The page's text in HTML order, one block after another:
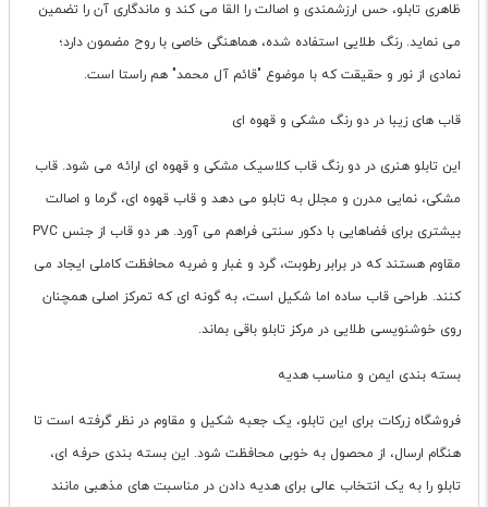
ظاهری تابلو، حس ارزشمندی و اصالت را القا می کند و ماندگاری آن را تضمین
می نماید. رنگ طلایی استفاده شده، هماهنگی خاصی با روح مضمون دارد؛
نمادی از نور و حقیقت که با موضوع "قائم آل محمد" هم راستا است.
قاب های زیبا در دو رنگ مشکی و قهوه ای
این تابلو هنری در دو رنگ قاب کلاسیک مشکی و قهوه ای ارائه می شود. قاب
مشکی، نمایی مدرن و مجلل به تابلو می دهد و قاب قهوه ای، گرما و اصالت
بیشتری برای فضاهایی با دکور سنتی فراهم می آورد. هر دو قاب از جنس PVC
مقاوم هستند که در برابر رطوبت، گرد و غبار و ضربه محافظت کاملی ایجاد می
کنند. طراحی قاب ساده اما شکیل است، به گونه ای که تمرکز اصلی همچنان
روی خوشنویسی طلایی در مرکز تابلو باقی بماند.
بسته بندی ایمن و مناسب هدیه
فروشگاه زرکات برای این تابلو، یک جعبه شکیل و مقاوم در نظر گرفته است تا
هنگام ارسال، از محصول به خوبی محافظت شود. این بسته بندی حرفه ای،
تابلو را به یک انتخاب عالی برای هدیه دادن در مناسبت های مذهبی مانند